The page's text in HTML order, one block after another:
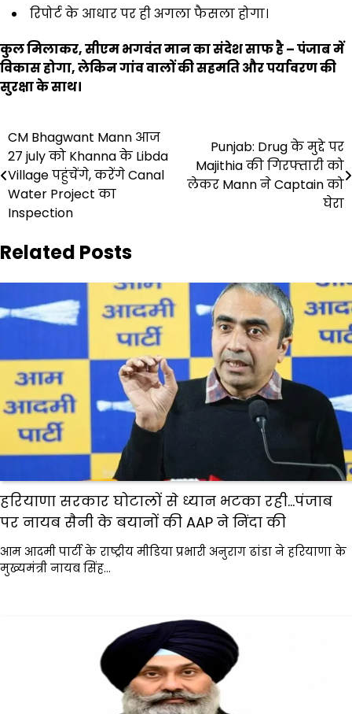
रिपोर्ट के आधार पर ही अगला फैसला होगा।
कुल मिलाकर,सीएम भगवंत मान का संदेश साफ है –पंजाब में
विकास होगा,लेकिन गांव वालों की सहमति और पर्यावरण की
सुरक्षा के साथ।
Post
navigation
CM Bhagwant Mann आज
27 july को Khanna के Libda
Village पहुंचेंगे, करेंगे Canal
Water Project का
Inspection
Punjab: Drug के मुद्दे पर
Majithia की गिरफ्तारी को
लेकर Mann ने Captain को
घेरा
Related Posts
हरियाणा सरकार घोटालों से ध्यान भटका रही…पंजाब
पर नायब सैनी के बयानों की AAP ने निंदा की
आम आदमी पार्टी के राष्ट्रीय मीडिया प्रभारी अनुराग ढांडा ने हरियाणा के
मुख्यमंत्री नायब सिंह…